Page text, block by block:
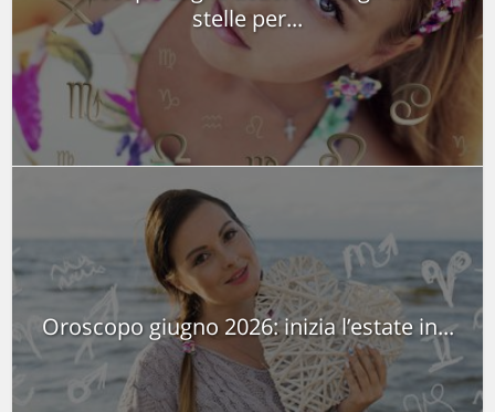
stelle per...
Oroscopo giugno 2026: inizia l’estate in...